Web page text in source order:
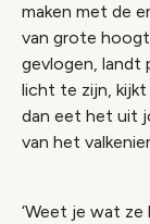
maken met de
van grote
gevlogen, landt
licht te zijn,
dan eet het uit
van het
‘Weet je wat